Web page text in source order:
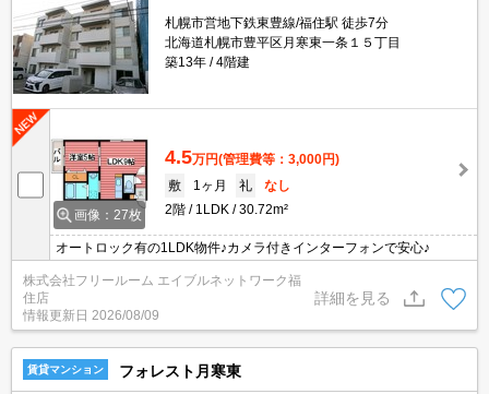
札幌市営地下鉄東豊線/福住駅 徒歩7分
北海道札幌市豊平区月寒東一条１５丁目
築13年
4階建
画像：27枚
4.5万円(管理費等：3,000円)
敷
1ヶ月 礼
なし
2階
1LDK 30.72m²
オートロック有の1LDK物件♪カメラ付きインターフォンで安心♪
株式会社フリールーム エイブルネットワーク福
住店
情報更新日 2026/08/09
詳細を見る
賃貸マンション フォレスト月寒東